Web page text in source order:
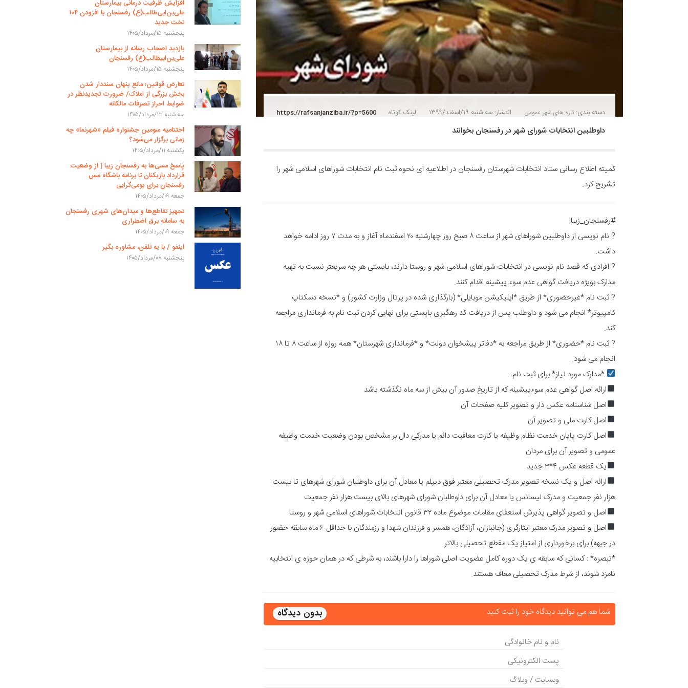
دسته بندی: تازه های شهر عمومی انتشار: سه شنبه ۱۹/اسفند/۱۳۹۹ لینک کوتاه https://rafsanjanziba.ir/?p=5600
داوطلبین انتخابات شورای شهر در رفسنجان بخوانند
کمیته اطلاع رسانی ستاد انتخابات شهرستان رفسنجان در اطلاعیه ای نحوه ثبت نام انتخابات شوراهای اسلامی شهر را
تشریح کرد.
#رفسنجان_زیبا|
? نام نویسی از داوطلبین شوراهای شهر از ساعت ۸ صبح روز چهارشنبه ۲۰ اسفندماه آغاز و به مدت ۷ روز ادامه خواهد
داشت.
? افرادی که قصد نام نویسی در انتخابات شوراهای اسلامی شهر و روستا دارند، بایستی هر چه سریعتر نسبت به تهیه
مدارک بویژه دریافت گواهی عدم سوء پیشینه اقدام کنند.
? ثبت نام *غیرحضوری* از طریق *اپلیکیشن موبایلی* (بارگذاری شده در پرتال وزارت کشور) و *نسخه دسکتاپ
کامپیوتر* انجام می شود و داوطلب پس از دریافت کد رهگیری بایستی برای نهایی کردن ثبت نام به فرمانداری مراجعه
کند.
? ثبت نام *حضوری* از طریق مراجعه به *دفاتر پیشخوان دولت* و *فرمانداری شهرستان* همه روزه از ساعت ۸ تا ۱۸
انجام می شود.
*مدارک مورد نیاز* برای ثبت نام:
ارائه اصل گواهی عدم سوءپیشینه که از تاریخ صدور آن بیش از سه ماه نگذشته باشد
اصل شناسنامه عکس دار و تصویر کلیه صفحات آن
اصل کارت ملی و تصویر آن
اصل کارت پایان خدمت نظام وظیفه یا کارت معافیت دائم یا مدرکی دال بر مشخص بودن وضعیت خدمت وظیفه
عمومی و تصویر آن برای مردان
یک قطعه عکس ۴*۳ جدید
ارائه اصل و یک نسخه تصویر مدرک تحصیلی معتبر فوق دیپلم یا معادل آن برای داوطلبان شورای شهرهای تا بیست
هزار نفر جمعیت و مدرک لیسانس یا معادل آن برای داوطلبان شورای شهرهای بالای بیست هزار نفر جمعیت
اصل و تصویر گواهی پذیرش استعفای مقامات موضوع ماده ۳۲ قانون انتخابات شوراهای اسلامی شهر و روستا
اصل و تصویر مدرک معتبر ایثارگری (جانبازان، آزادگان، همسر و فرزندان شهدا و رزمندگان با حداقل ۶ ماه سابقه حضور
در جبهه) برای برخورداری از امتیاز یک مقطع تحصیلی بالاتر
*تبصره* : کسانی که سابقه ی یک دوره کامل عضویت اصلی شوراها را دارا باشند، به شرطی که در همان حوزه ی انتخابیه
نامزد شوند، از شرط مدرک تحصیلی معاف هستند.
شما هم می توانید دیدگاه خود را ثبت کنید
افزایش ظرفیت درمانی بیمارستان
علی‌بن‌ابی‌طالب(ع) رفسنجان با افزودن ۱۰۴
تخت جدید
پنجشنبه ۱۵/مرداد/۱۴۰۵
بازدید اصحاب رسانه از بیمارستان
علی‌بن‌ابیطالب(ع) رفسنجان
پنجشنبه ۱۵/مرداد/۱۴۰۵
تعارض قوانین؛ مانع پنهان سنددار شدن
بخش بزرگی از املاک/ ضرورت تجدیدنظر در
ضوابط احراز تصرفات مالکانه
سه شنبه ۱۳/مرداد/۱۴۰۵
اختتامیه سومین جشنواره فیلم «شهرنما» چه
زمانی برگزار می‌شود؟
یکشنبه ۱۱/مرداد/۱۴۰۵
پاسخ مسی‌ها به رفسنجان زیبا | از وضعیت
قرارداد بازیکنان تا برنامه باشگاه مس
رفسنجان برای بومی‌گرایی
جمعه ۰۹/مرداد/۱۴۰۵
تجهیز تقاطع‌ها و میدان‌های شهری رفسنجان
به سامانه برق اضطراری
جمعه ۰۹/مرداد/۱۴۰۵
اینفو / با یه تلفن، مشاوره بگیر
پنجشنبه ۰۸/مرداد/۱۴۰۵